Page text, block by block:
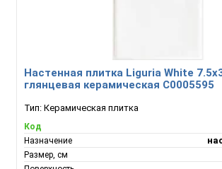
Настенная плитка Liguria White
глянцевая керамическая С0005595
Тип: Керамическая плитка
Код
Назначение
Размер, см